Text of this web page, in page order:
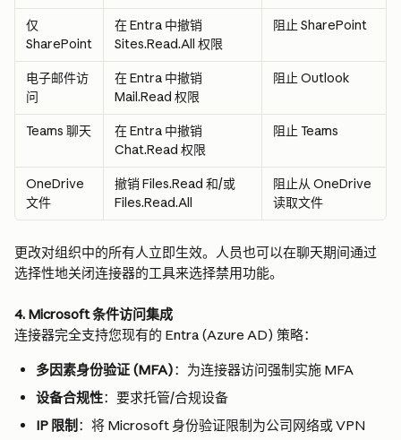
仅
SharePoint
在 Entra 中撤销
Sites.Read.All 权限
阻止 SharePoint
电子邮件访
问
在 Entra 中撤销
Mail.Read 权限
阻止 Outlook
Teams 聊天
在 Entra 中撤销
Chat.Read 权限
阻止 Teams
OneDrive
文件
撤销 Files.Read 和/或
Files.Read.All
阻止从 OneDrive
读取文件
更改对组织中的所有人立即生效。人员也可以在聊天期间通过
选择性地关闭连接器的工具来选择禁用功能。
4. Microsoft 条件访问集成
连接器完全支持您现有的 Entra (Azure AD) 策略：
多因素身份验证 (MFA)：为连接器访问强制实施 MFA
设备合规性：要求托管/合规设备
IP 限制 ：将 Microsoft 身份验证限制为公司网络或 VPN